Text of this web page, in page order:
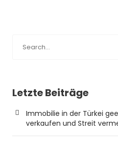
Letzte Beiträge
Immobilie in der Türkei
verkaufen und Streit